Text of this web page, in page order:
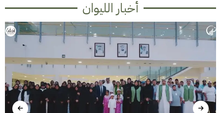
أخبار الليوان